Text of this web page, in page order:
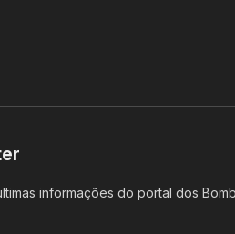
informações do portal dos